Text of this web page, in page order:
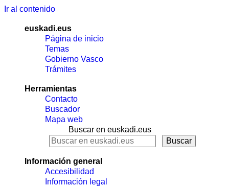
Ir al contenido
euskadi.eus
Página de inicio
Temas
Gobierno Vasco
Trámites
Herramientas
Contacto
Buscador
Mapa web
Buscar en euskadi.eus
Información general
Accesibilidad
Información legal